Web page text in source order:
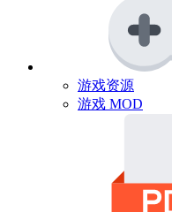
游戏资源
游戏 MOD